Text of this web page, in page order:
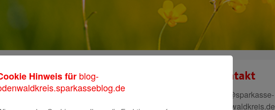
Kontakt
mail@sparkasse-
odenwaldkreis.de
Hinweis für blog-